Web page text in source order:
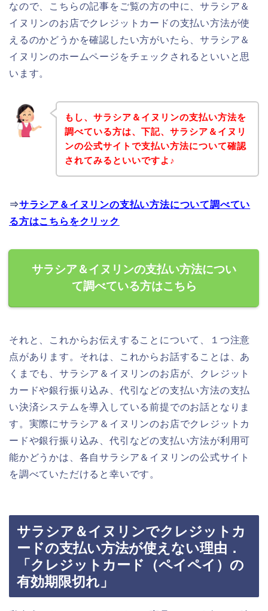
なので、こちらの記事をご覧の方の中に、サラシア＆
イヌリンのお店でクレジットカードの支払い方法が使
えるのかどうかを確認したい方がいたら、サラシア＆
イヌリンのホームページをチェックされるといいと思
います。
もし、サラシア＆イヌリンの支払い方法を
調べている方は、下記、サラシア＆イヌリ
ンの公式サイトで支払い方法について確認
されてみるといいですよ♪
⇒サラシア＆イヌリンの支払い方法について調べてい
る方はこちらをクリック
サラシア＆イヌリンの支払い方法につい
て調べている方はこちら
それと、これからお伝えすることについて、１つ注意
点があります。それは、これからお話することは、あ
くまでも、サラシア＆イヌリンのお店が、クレジット
カードや銀行振り込み、代引などの支払い方法の支払
い決済システムを導入している前提でのお話となりま
す。実際にサラシア＆イヌリンのお店でクレジットカ
ードや銀行振り込み、代引などの支払い方法が利用可
能かどうかは、各自サラシア＆イヌリンの公式サイト
を調べていただけると幸いです。
サラシア＆イヌリンでクレジットカ
ードの支払い方法が使えない理由．
「クレジットカード（ペイペイ）の
有効期限切れ」